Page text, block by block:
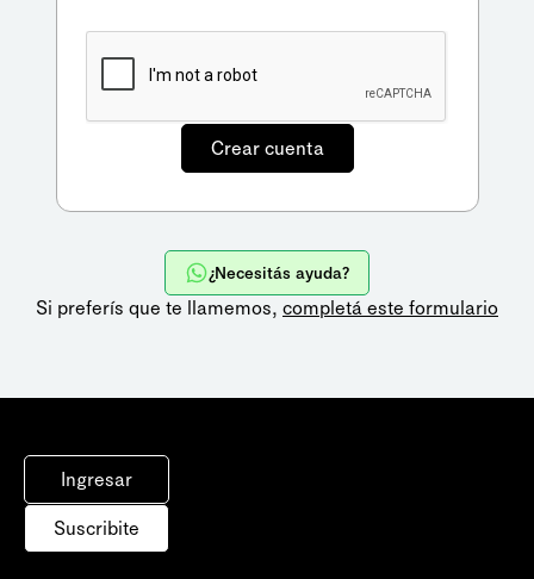
¿Necesitás ayuda?
Si preferís que te llamemos, completá este formulario
Ingresar
Suscribite